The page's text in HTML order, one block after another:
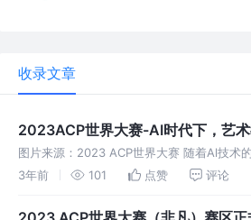
收录文章
2023ACP世界大赛-AI时代下，艺
图片来源：2023 ACP世界大赛 随着Al技术
已经成为了全民话题，更是深入到了各个领
3年前 101 点赞 评论